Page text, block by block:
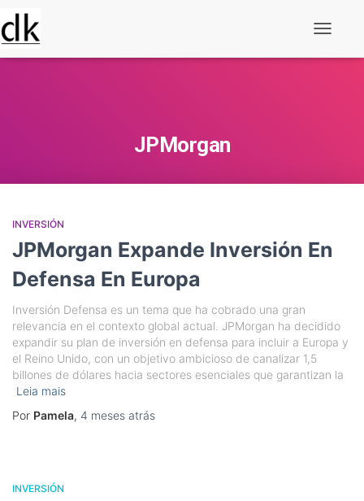
JPMorgan
INVERSIÓN
JPMorgan Expande Inversión En
Defensa En Europa
Inversión Defensa es un tema que ha cobrado una gran
relevancia en el contexto global actual. JPMorgan ha decidido
expandir su plan de inversión en defensa para incluir a Europa y
el Reino Unido, con un objetivo ambicioso de canalizar 1,5
billones de dólares hacia sectores esenciales que garantizan la
Leia mais
Por Pamela, 4 meses atrás
INVERSIÓN